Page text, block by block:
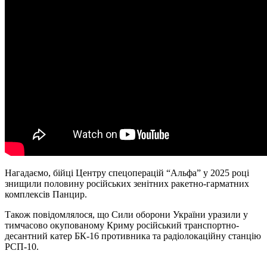
Нагадаємо, бійці Центру спецоперацій “Альфа” у 2025 році
знищили половину російських зенітних ракетно-гарматних
комплексів Панцир.
Також повідомлялося, що Сили оборони України уразили у
тимчасово окупованому Криму російський транспортно-
десантний катер БК-16 противника та радіолокаційну станцію
РСП-10.